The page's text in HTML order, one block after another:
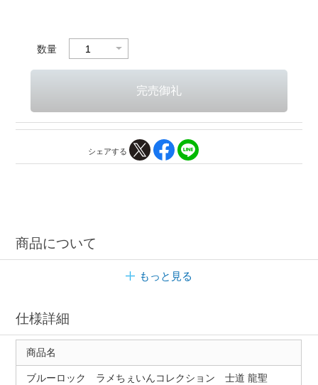
数量
シェアする
商品について
もっと見る
仕様詳細
商品名
ブルーロック ラメちぇいんコレクション 士道 龍聖